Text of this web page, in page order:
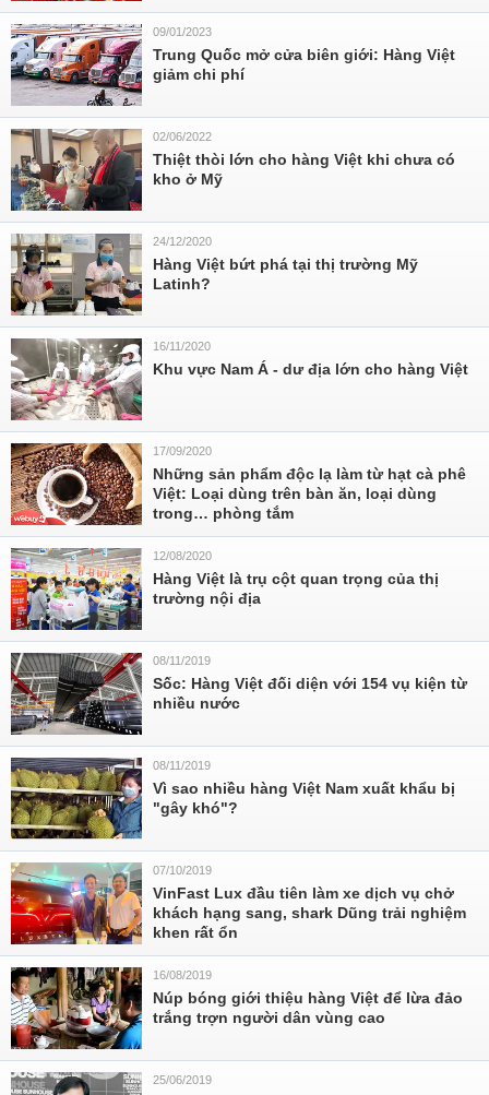
09/01/2023
Trung Quốc mở cửa biên giới: Hàng Việt
giảm chi phí
02/06/2022
Thiệt thòi lớn cho hàng Việt khi chưa có
kho ở Mỹ
24/12/2020
Hàng Việt bứt phá tại thị trường Mỹ
Latinh?
16/11/2020
Khu vực Nam Á - dư địa lớn cho hàng Việt
17/09/2020
Những sản phẩm độc lạ làm từ hạt cà phê
Việt: Loại dùng trên bàn ăn, loại dùng
trong… phòng tắm
12/08/2020
Hàng Việt là trụ cột quan trọng của thị
trường nội địa
08/11/2019
Sốc: Hàng Việt đối diện với 154 vụ kiện từ
nhiều nước
08/11/2019
Vì sao nhiều hàng Việt Nam xuất khẩu bị
"gây khó"?
07/10/2019
VinFast Lux đầu tiên làm xe dịch vụ chở
khách hạng sang, shark Dũng trải nghiệm
khen rất ổn
16/08/2019
Núp bóng giới thiệu hàng Việt để lừa đảo
trắng trợn người dân vùng cao
25/06/2019